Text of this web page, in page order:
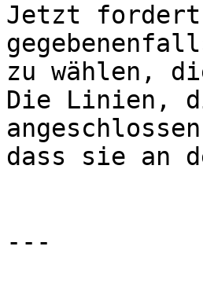
Jetzt fordert
zu wählen,
Die Linien,
dass sie an
---